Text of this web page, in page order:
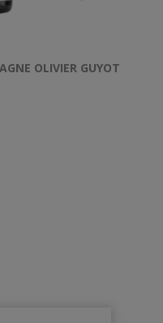
OLIVIER GUYOT